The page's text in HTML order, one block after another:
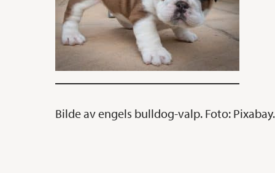
Bilde av engels bulldog-valp. Foto: Pixabay.